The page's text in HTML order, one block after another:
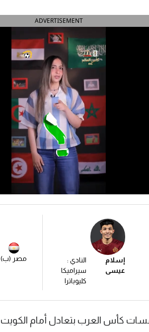
ADVERTISEMENT
إسلام
عيسى
النادي :
سيراميكا
كليوباترا
مصر (ب)
كأس العرب بتعادل أمام